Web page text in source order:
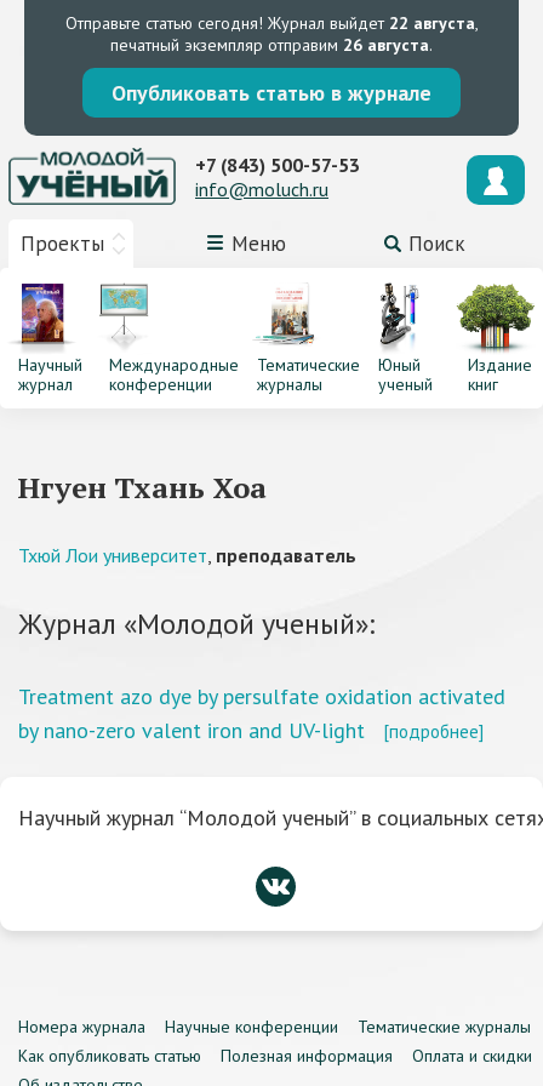
Отправьте статью сегодня! Журнал выйдет 22 августа,
печатный экземпляр отправим 26 августа.
Опубликовать статью в журнале
Проекты Меню Поиск
+7 (843) 500-57-53
info@moluch.ru
Научный
журнал
Международные
конференции
Тематические
журналы
Юный
ученый
Издание
книг
Нгуен Тхань Хоа
Тхюй Лои университет, преподаватель
Журнал «Молодой ученый»:
Treatment azo dye by persulfate oxidation activated
by nano-zero valent iron and UV-light
[подробнее]
Научный журнал “Молодой ученый” в социальных
Номера журнала Научные конференции
Тематические журналы
Как опубликовать статью
Полезная информация
Оплата и скидки